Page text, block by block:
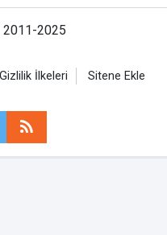
2025
Gizlilik İlkeleri Sitene Ekle